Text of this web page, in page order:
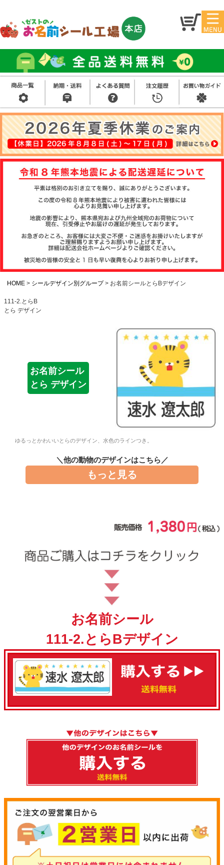
マイ
ジ
お名
前シ
ール
アイ
ロン
シー
ル
お買
い得
セッ
ト
スタ
ンプ
その
他
注文履歴
て
よくある質問
商品ガイド
お問い合わせ
会員登録
HOME シールデザイン別グループ お名前シールとらBデザイン
111-2.とらB
とら デザイン
お名前シール
とら デザイン
ゆるっとかわいいとらのデザイン、水色のラインつき。
＼他の動物のデザインはこちら／
もっと見る
お名前シール
111-2.とらBデザイン